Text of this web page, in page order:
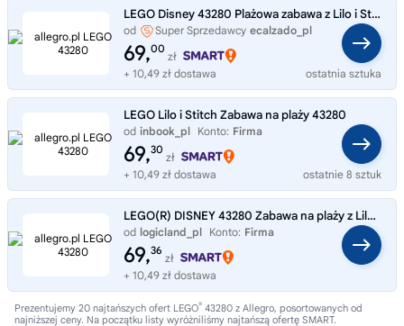
LEGO Disney 43280 Plażowa zabawa z Lilo i Stitch
od Super Sprzedawcy ecalzado_pl
69,00
zł
+ 10,49 zł dostawa
ostatnia sztuka
LEGO Lilo i Stitch Zabawa na plaży 43280
od inbook_pl Konto: Firma
69,30
zł
+ 10,49 zł dostawa
ostatnie 8 sztuk
LEGO(R) DISNEY 43280 Zabawa na plaży z Lilo i Sti..
od logicland_pl Konto: Firma
69,36
zł
+ 10,49 zł dostawa
Prezentujemy 20 najtańszych ofert LEGO® 43280 z Allegro, posortowanych od
najniższej ceny. Na początku listy wyróżniliśmy najtańszą ofertę SMART.